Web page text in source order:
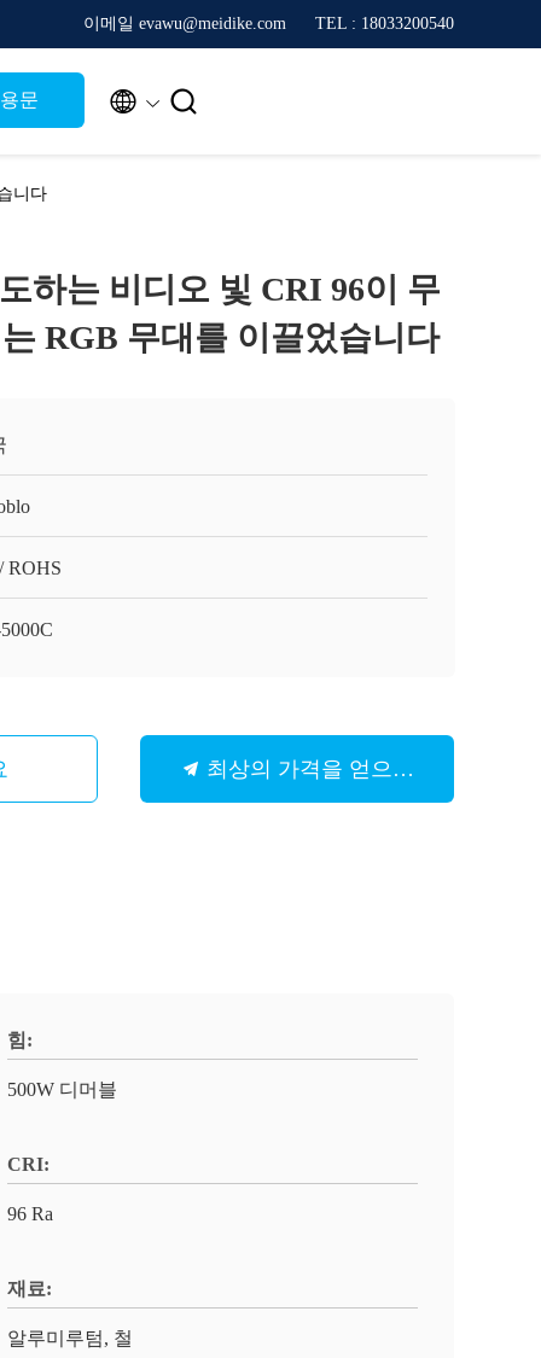
이메일 evawu@meidike.com TEL : 18033200540
문  
니다
하는 비디오 빛 CRI 96이 무
RGB 무대를 이끌었습니다
ROHS
최상의 가격을 얻으세요
힘:
500W 디머블
CRI:
96 Ra
재료:
알루미루텀, 철